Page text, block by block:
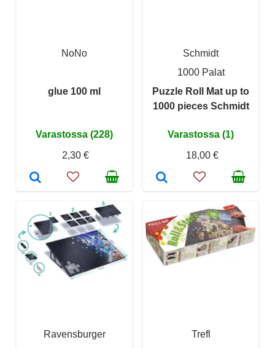
NoNo
glue 100 ml
Varastossa (228)
2,30 €
Schmidt
1000 Palat
Puzzle Roll Mat up to
1000 pieces Schmidt
Varastossa (1)
18,00 €
Ravensburger Trefl